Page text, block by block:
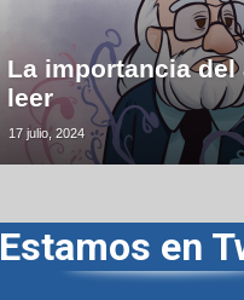
La importancia del
leer
17 julio, 2024
Estamos en